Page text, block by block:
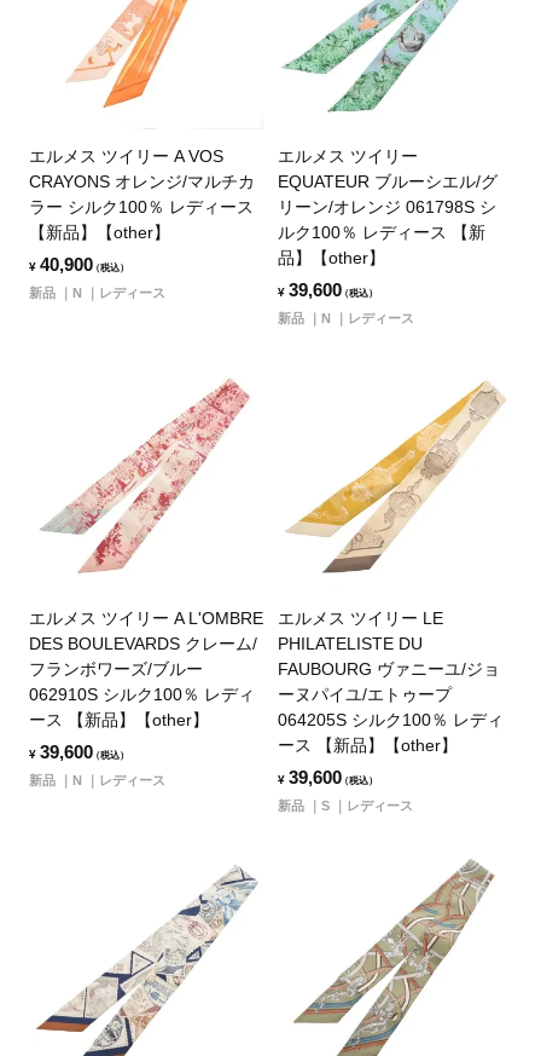
エルメス ツイリー A VOS
CRAYONS オレンジ/マルチカ
ラー シルク100％ レディース
【新品】【other】
¥ 40,900（税込）
新品 N レディース
エルメス ツイリー
EQUATEUR ブルーシエル/グ
リーン/オレンジ 061798S シ
ルク100％ レディース 【新
品】【other】
¥ 39,600（税込）
新品 N レディース
エルメス ツイリー A L'OMBRE
DES BOULEVARDS クレーム/
フランボワーズ/ブルー
062910S シルク100％ レディ
ース 【新品】【other】
¥ 39,600（税込）
新品 N レディース
エルメス ツイリー LE
PHILATELISTE DU
FAUBOURG ヴァニーユ/ジョ
ーヌパイユ/エトゥープ
064205S シルク100％ レディ
ース 【新品】【other】
¥ 39,600（税込）
新品 S レディース